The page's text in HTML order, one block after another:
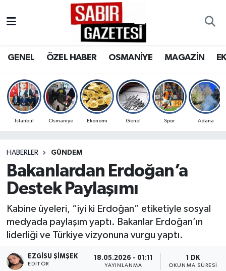
GENEL ÖZEL HABER OSMANİYE MAGAZİN
İstanbul Osmaniye Ekonomi Genel Spor Adana
HABERLER GÜNDEM
Bakanlardan Erdoğan’a
Destek Paylaşımı
Kabine üyeleri, “iyi ki Erdoğan” etiketiyle sosyal
medyada paylaşım yaptı. Bakanlar Erdoğan’ın
liderliği ve Türkiye vizyonuna vurgu yaptı.
EZGISU ŞIMŞEK
EDITÖR
18.05.2026 - 01:11
YAYINLANMA
1 DK
OKUNMA SÜRESI
OSMANİYE
MAGAZİN
SPOR
RESMİ İLANLAR
Osmaniye Nöbetçi Eczaneler
Osmaniye Trafik Yoğunluk Haritası
Süper Lig Puan Durumu ve Fikstür
Son Dakika Haberleri
Haber Arşivi